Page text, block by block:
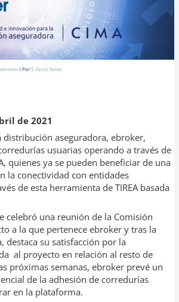
ebroker/ PorS. Fecor News
de 2021
distribución aseguradora, ebroker,
usuarias operando a través de
quienes ya se pueden beneficiar de una
la conectividad con entidades
de esta herramienta de TIREA basada
celebró una reunión de la Comisión
a la que pertenece ebroker y tras la
destaca su satisfacción por la
al proyecto en relación al resto de
próximas semanas, ebroker prevé un
de la adhesión de corredurías
en la plataforma.